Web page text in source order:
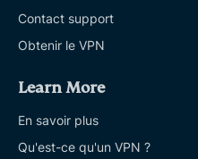
Contact support
Obtenir le VPN
Learn More
En savoir plus
Qu'est-ce qu'un VPN ?